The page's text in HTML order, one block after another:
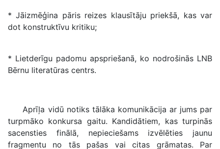
* Jāizmēģina pāris reizes klausītāju priekšā, kas var
dot konstruktīvu kritiku;
* Lietderīgu padomu apspriešanā, ko nodrošinās LNB
Bērnu literatūras centrs.
Aprīļa vidū notiks tālāka komunikācija ar jums par
turpmāko konkursa gaitu. Kandidātiem, kas turpinās
sacensties finālā, nepieciešams izvēlēties jaunu
fragmentu no tās pašas vai citas grāmatas. Par